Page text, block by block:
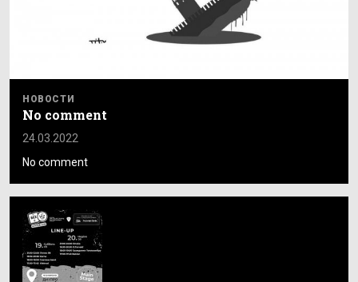
НОВОСТИ
No comment
24.03.2022
No comment